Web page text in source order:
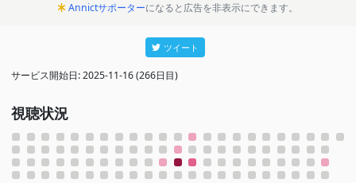
Annictサポーターになると広告を非表示にできます。
ツイート
サービス開始日: 2025-11-16 (266日目)
視聴状況